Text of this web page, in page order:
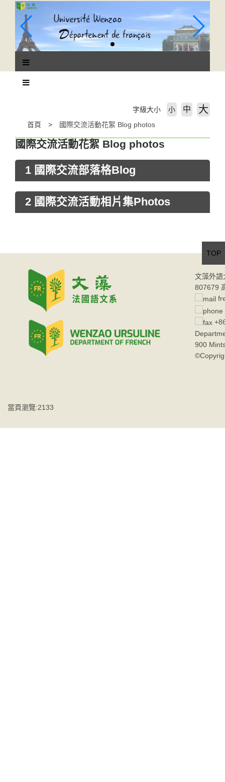
區
首頁 國際交流活動花絮 Blog photos
字級大小 小 中 大
國際交流活動花絮 Blog photos
1 國際交流部落格Blog
2 國際交流活動相片集Photos
文藻外
807679
900
當頁瀏覽:2133
TOP